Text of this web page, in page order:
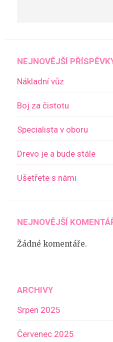
NEJNOVĚJŠÍ
Nákladní vůz
Boj za čistotu
Specialista v oboru
Drevo je a bude stále
Ušetřete s námi
NEJNOVĚJŠÍ
Žádné komentáře.
ARCHIVY
Srpen 2025
Červenec 2025